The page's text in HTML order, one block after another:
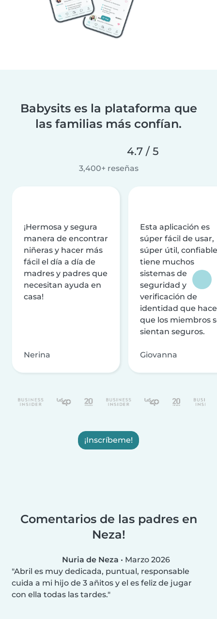
Babysits es la plataforma que
las familias más confían.
4.7 / 5
3,400+ reseñas
¡Hermosa y segura
manera de encontrar
niñeras y hacer más
fácil el día a día de
madres y padres que
necesitan ayuda en
casa!
Nerina
Esta aplicación es
súper fácil de usar,
súper útil,
tiene muchos
sistemas de
seguridad y
verificación de
identidad que
que los miembros
sientan seguros.
Giovanna
¡Inscríbeme!
Comentarios de las padres en
Neza!
Nuria de Neza • Marzo 2026
Abril es muy dedicada, puntual, responsable
cuida a mi hijo de 3 añitos y el es feliz de jugar
con ella todas las tardes.